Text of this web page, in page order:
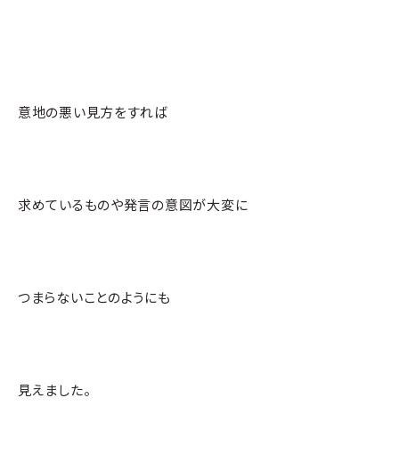
意地の悪い見方をすれば
求めているものや発言の意図が大変に
つまらないことのようにも
見えました。